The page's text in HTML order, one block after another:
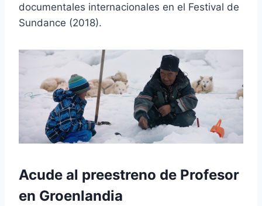
documentales internacionales en el Festival de
Sundance (2018).
Acude al preestreno de Profesor
en Groenlandia